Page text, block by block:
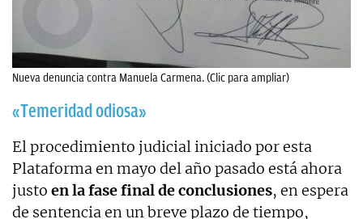
Nueva denuncia contra Manuela Carmena. (Clic para ampliar)
«Temeridad odiosa»
El procedimiento judicial iniciado por esta
Plataforma en mayo del año pasado está ahora
justo en la fase final de conclusiones, en espera
de sentencia en un breve plazo de tiempo,